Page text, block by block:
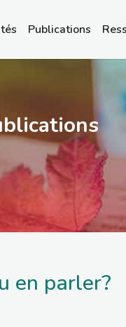
Publications
en parler?